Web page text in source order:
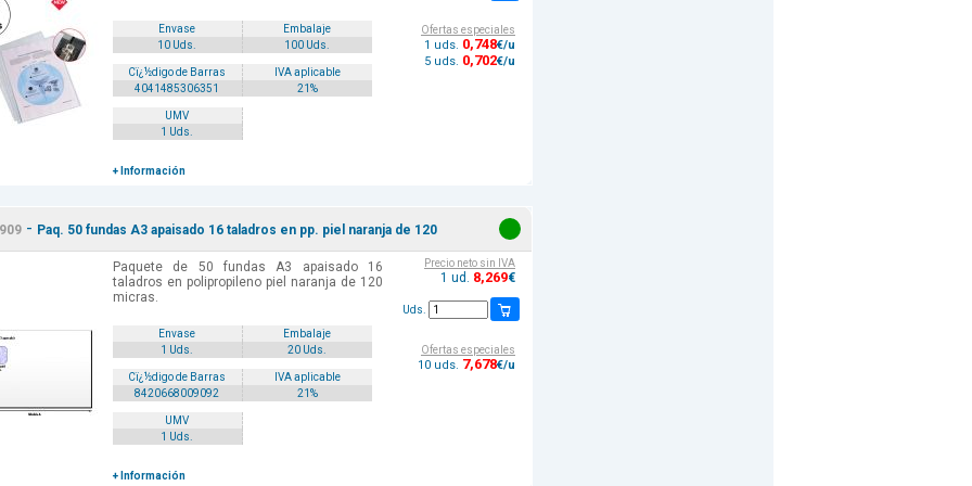
Envase
Embalaje
10 Uds.
100 Uds.
Cï¿½digo de Barras
IVA aplicable
4041485306351
21%
UMV
1 Uds.
+ Información
Ofertas especiales
1 uds. 0,748€/u
5 uds. 0,702€/u
909 - Paq. 50 fundas A3 apaisado 16 taladros en pp. piel naranja de 120
Paquete de 50 fundas A3 apaisado 16
taladros en polipropileno piel naranja de 120
micras.
Envase
Embalaje
1 Uds.
20 Uds.
Cï¿½digo de Barras
IVA aplicable
8420668009092
21%
UMV
1 Uds.
+ Información
Precio neto sin IVA
1 ud. 8,269€
Uds.
Ofertas especiales
10 uds. 7,678€/u